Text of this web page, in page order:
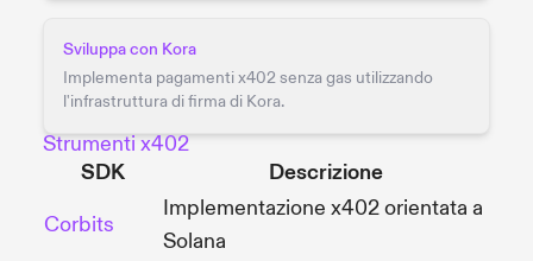
Sviluppa con Kora
Implementa pagamenti x402 senza gas utilizzando
l'infrastruttura di firma di Kora.
Strumenti x402
SDK
Descrizione
Corbits
Implementazione x402 orientata a
Solana